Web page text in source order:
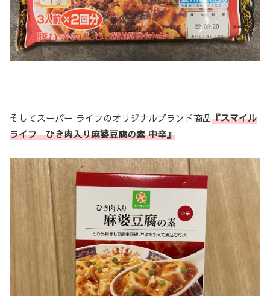
そしてスーパー ライフのオリジナルブランド商品『スマイル
ライフ ひき肉入り麻婆豆腐の素 中辛』